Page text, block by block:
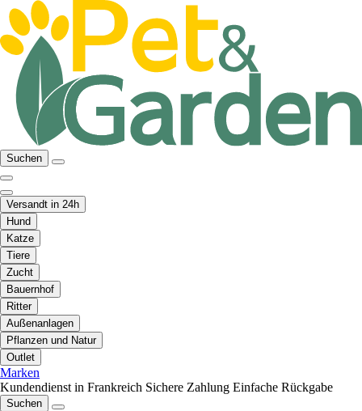
Suchen
Versandt in 24h
Hund
Katze
Tiere
Zucht
Bauernhof
Ritter
Außenanlagen
Pflanzen und Natur
Outlet
Marken
Kundendienst in Frankreich Sichere Zahlung Einfache Rückgabe
Suchen